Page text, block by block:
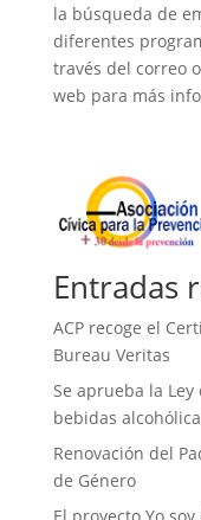
la búsqueda de
diferentes
través del correo
web para más
Entradas
ACP recoge el
Bureau Veritas
Se aprueba la
bebidas
Renovación del
de Género
El proyecto Yo